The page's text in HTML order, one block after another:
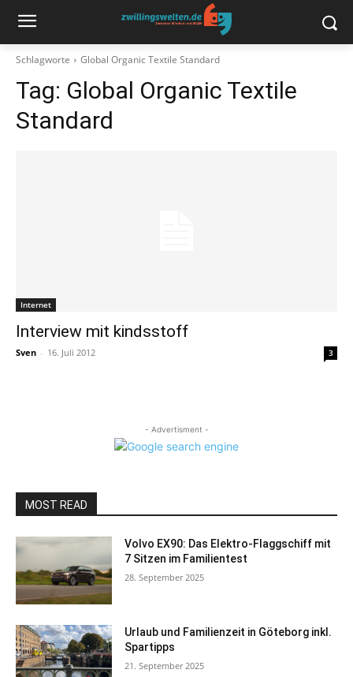
Schlagworte Global Organic Textile Standard
Tag: Global Organic Textile
Standard
Internet
Interview mit kindsstoff
Sven - 16. Juli 2012 3
- Advertisment -
MOST READ
Volvo EX90: Das Elektro-Flaggschiff mit
7 Sitzen im Familientest
28. September 2025
Urlaub und Familienzeit in Göteborg inkl.
Spartipps
21. September 2025